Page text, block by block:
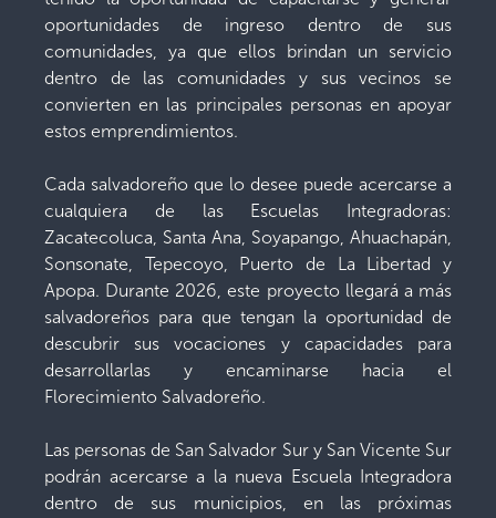
oportunidades de ingreso dentro de sus
comunidades, ya que ellos brindan un servicio
dentro de las comunidades y sus vecinos se
convierten en las principales personas en apoyar
estos emprendimientos.
Cada salvadoreño que lo desee puede acercarse a
cualquiera de las Escuelas Integradoras:
Zacatecoluca, Santa Ana, Soyapango, Ahuachapán,
Sonsonate, Tepecoyo, Puerto de La Libertad y
Apopa. Durante 2026, este proyecto llegará a más
salvadoreños para que tengan la oportunidad de
descubrir sus vocaciones y capacidades para
desarrollarlas y encaminarse hacia el
Florecimiento Salvadoreño.
Las personas de San Salvador Sur y San Vicente Sur
podrán acercarse a la nueva Escuela Integradora
dentro de sus municipios, en las próximas